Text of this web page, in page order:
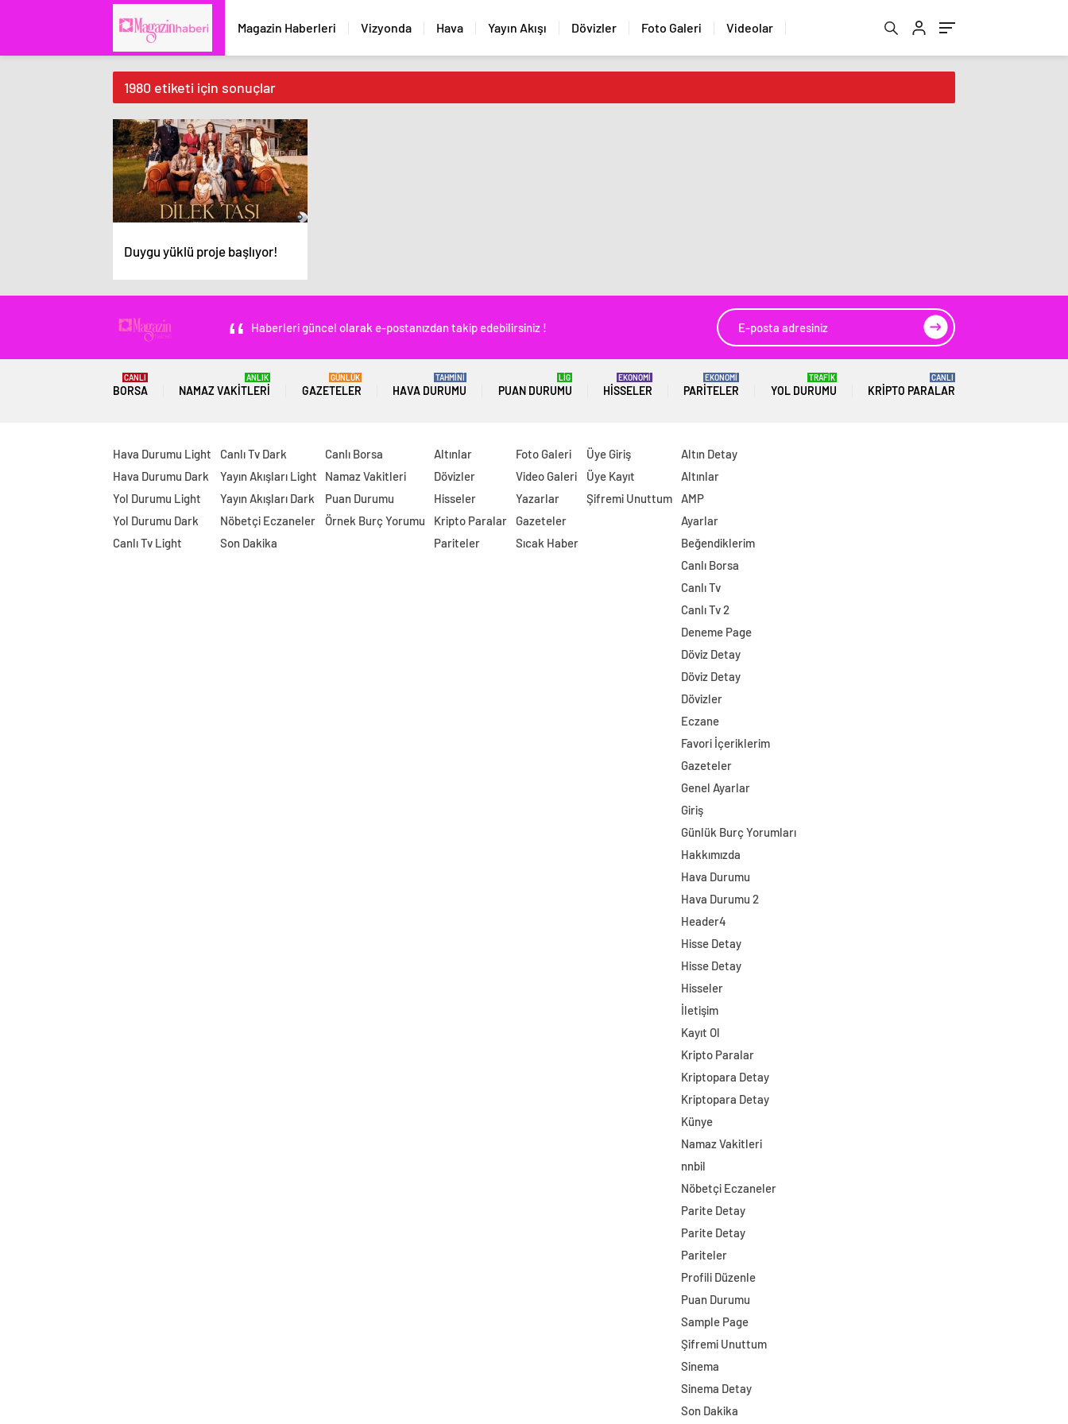
Magazin Haberleri Vizyonda Hava Yayın Akışı Dövizler Foto Galeri Videolar
1980 etiketi için sonuçlar
Duygu yüklü proje başlıyor!
Haberleri güncel olarak e-postanızdan takip edebilirsiniz !
BORSA
CANLI
NAMAZ VAKITLERI
ANLIK
GAZETELER
GÜNLÜK
HAVA DURUMU
TAHMİNİ
PUAN DURUMU
LİG
HISSELER
EKONOMİ
PARITELER
EKONOMİ
YOL DURUMU
TRAFİK
KRIPTO PARALAR
CANLI
Hava Durumu Light
Hava Durumu Dark
Yol Durumu Light
Yol Durumu Dark
Canlı Tv Light
Canlı Tv Dark
Yayın Akışları Light
Yayın Akışları Dark
Nöbetçi Eczaneler
Son Dakika
Canlı Borsa
Namaz Vakitleri
Puan Durumu
Örnek Burç Yorumu
Altınlar
Dövizler
Hisseler
Kripto Paralar
Pariteler
Foto Galeri
Video Galeri
Yazarlar
Gazeteler
Sıcak Haber
Üye Giriş
Üye Kayıt
Şifremi Unuttum
Altın Detay
Altınlar
AMP
Ayarlar
Beğendiklerim
Canlı Borsa
Canlı Tv
Canlı Tv 2
Deneme Page
Döviz Detay
Döviz Detay
Dövizler
Eczane
Favori İçeriklerim
Gazeteler
Genel Ayarlar
Giriş
Günlük Burç Yorumları
Hakkımızda
Hava Durumu
Hava Durumu 2
Header4
Hisse Detay
Hisse Detay
Hisseler
İletişim
Kayıt Ol
Kripto Paralar
Kriptopara Detay
Kriptopara Detay
Künye
Namaz Vakitleri
nnbil
Nöbetçi Eczaneler
Parite Detay
Parite Detay
Pariteler
Profili Düzenle
Puan Durumu
Sample Page
Şifremi Unuttum
Sinema
Sinema Detay
Son Dakika